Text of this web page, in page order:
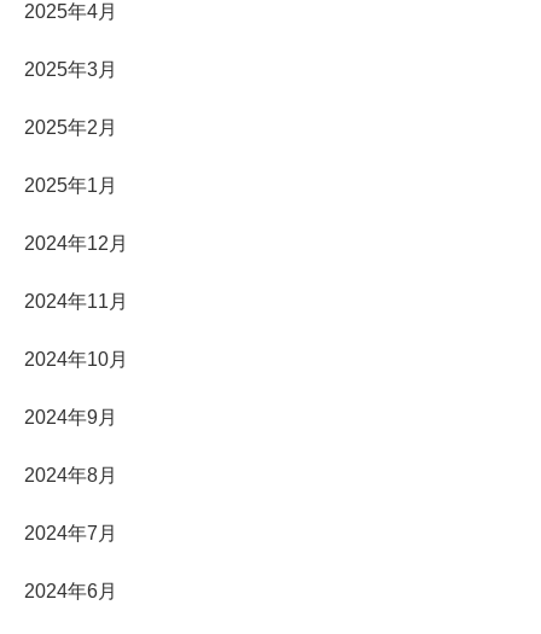
2025年4月
2025年3月
2025年2月
2025年1月
2024年12月
2024年11月
2024年10月
2024年9月
2024年8月
2024年7月
2024年6月